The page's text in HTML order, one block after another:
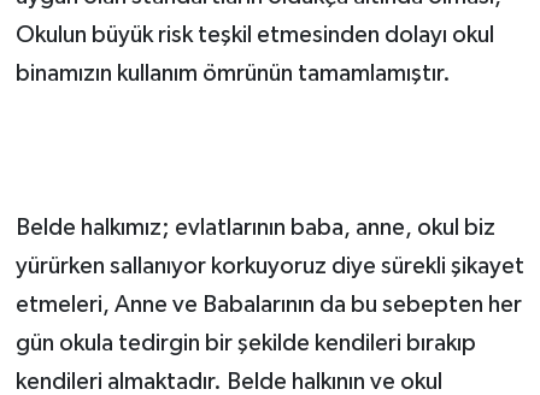
Okulun büyük risk teşkil etmesinden dolayı okul
binamızın kullanım ömrünün tamamlamıştır.
Belde halkımız; evlatlarının baba, anne, okul biz
yürürken sallanıyor korkuyoruz diye sürekli şikayet
etmeleri, Anne ve Babalarının da bu sebepten her
gün okula tedirgin bir şekilde kendileri bırakıp
kendileri almaktadır. Belde halkının ve okul